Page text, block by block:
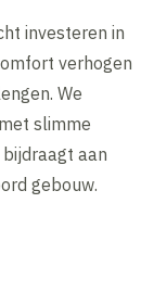
investeren in
verhogen
We
slimme
aan
gebouw.